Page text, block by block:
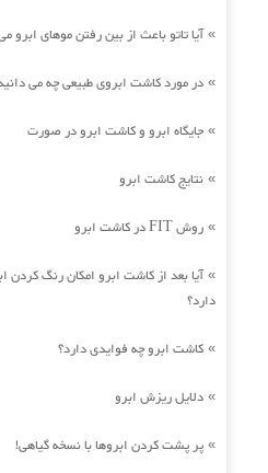
»آیا تاتو باعث از بین رفتن موهای ابرو
» در مورد کاشت ابروی طبیعی چه می
» جایگاه ابرو و کاشت ابرو در صورت
» نتایج کاشت ابرو
» روش FIT در کاشت ابرو
»آیا بعد از کاشت ابرو امکان رنگ کردن
دارد؟
» کاشت ابرو چه فوایدی دارد؟
» دلایل ریزش ابرو
» پر پشت کردن ابروها با نسخه گیاهی!